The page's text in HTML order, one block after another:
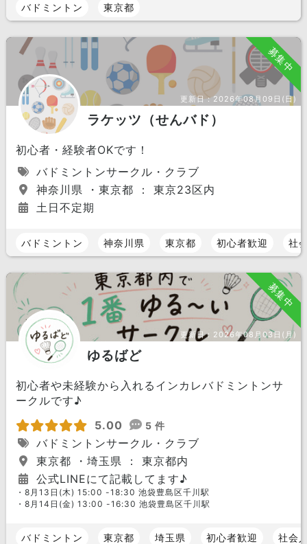
バドミントン 東京都
募集中
更新日：2026年08月09日(日)
ラケッツ（せんバド）
初心者・経験者OKです！
バドミントンサークル・クラブ
神奈川県 ・東京都 ： 東京23区内
土日不定期
バドミントン 神奈川県 東京都 初心者歓迎 社
募集中
更新日： 2026年08月03日(月)
ゆるばど
初心者や未経験から入れるインカレバドミントンサ
ークルです♪
5.00
5 件
バドミントンサークル・クラブ
東京都 ・埼玉県 ： 東京都内
公式LINEにて記載してます♪
・8月13日(木) 15:00 -18:30 池袋豊島区千川駅
・8月14日(金) 13:00 -16:30 池袋豊島区千川駅
バドミントン 東京都 埼玉県 初心者歓迎 社会